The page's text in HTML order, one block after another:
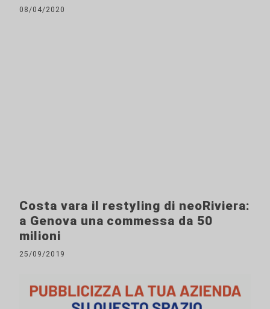
08/04/2020
Costa vara il restyling di neoRiviera:
a Genova una commessa da 50
milioni
25/09/2019